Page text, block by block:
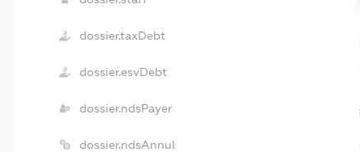
dossier.taxDebt
dossier.esvDebt
dossier.ndsPayer
dossier.ndsAnnul